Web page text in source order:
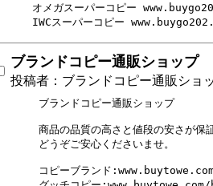
オメガスーパーコピー
ブランドコピー通販ショップ
投稿者：ブランドコピー通販ショ
ブランドコピー通販ショップ
商品の品質の高さと値段の安さが保
どうぞご安心くださいませ。
コピーブランド